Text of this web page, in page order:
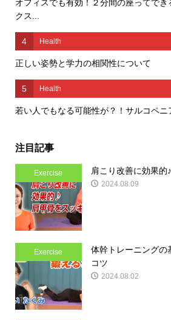
オフィスでも有効！２分間の座ってでき
クス...
4 Health
正しい姿勢と学力の相関性について
5 Health
若い人でもなる可能性が？！サルコペニ
注目記事
Exercise 肩こり改善に効果
2024.08.09
Exercise
体幹トレーニングの
コツ
2024.08.02